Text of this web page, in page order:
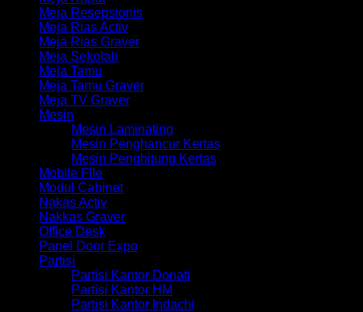
Meja Resepsionis
Meja Rias Activ
Meja Rias Graver
Meja Sekolah
Meja Tamu
Meja Tamu Graver
Meja TV Graver
Mesin
Mesin Laminating
Mesin Penghancur Kertas
Mesin Penghitung Kertas
Mobile File
Modul Cabinet
Nakas Activ
Nakkas Graver
Office Desk
Panel Door Expo
Partisi
Partisi Kantor Donati
Partisi Kantor HM
Partisi Kantor Indachi